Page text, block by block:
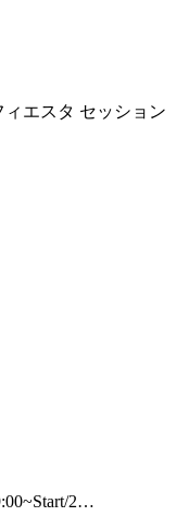
エスタ セッション
2…